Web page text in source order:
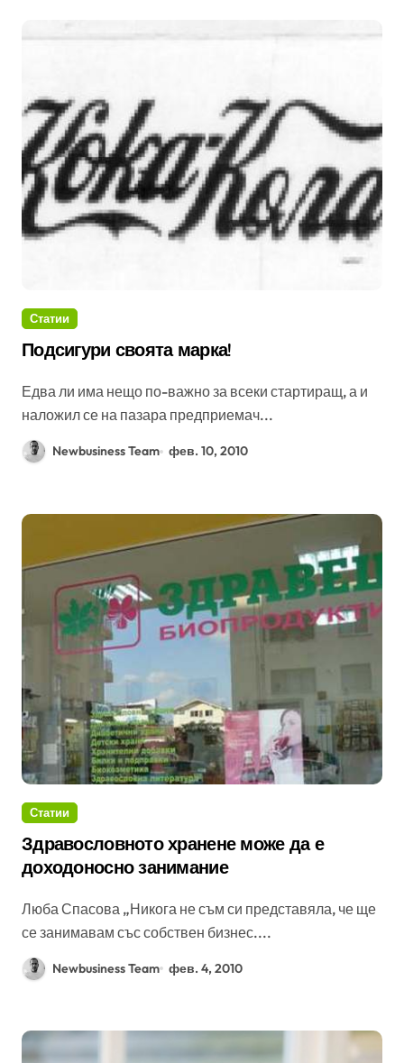
Статии
Подсигури своята марка!
Едва ли има нещо по-важно за всеки стартиращ, а и
наложил се на пазара предприемач...
Newbusiness Team фев. 10, 2010
Статии
Здравословното хранене може да е
доходоносно занимание
Люба Спасова „Никога не съм си представяла, че ще
се занимавам със собствен бизнес....
Newbusiness Team фев. 4, 2010